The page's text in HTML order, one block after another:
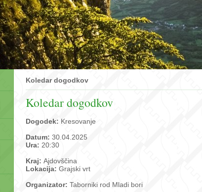
Koledar dogodkov
Koledar dogodkov
Dogodek: Kresovanje
Datum: 30.04.2025
Ura: 20:30
Kraj: Ajdovščina
Lokacija: Grajski vrt
Organizator: Taborniki rod Mladi bori